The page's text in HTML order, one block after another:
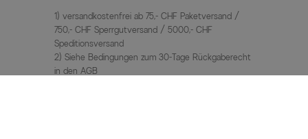
1) versandkostenfrei ab 75,- CHF Paketversand /
750,- CHF Sperrgutversand / 5000,- CHF
Speditionsversand
2) Siehe Bedingungen zum 30-Tage Rückgaberecht
in den AGB